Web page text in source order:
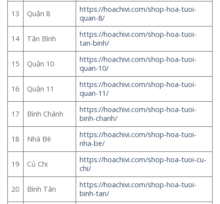
13 Quận 8
https://hoachivi.com/shop-hoa-tuoi-
quan-8/
14 Tân Bình
https://hoachivi.com/shop-hoa-tuoi-
tan-binh/
15 Quận 10
https://hoachivi.com/shop-hoa-tuoi-
quan-10/
16 Quận 11
https://hoachivi.com/shop-hoa-tuoi-
quan-11/
17 Bình Chánh
https://hoachivi.com/shop-hoa-tuoi-
binh-chanh/
18 Nhà Bè
https://hoachivi.com/shop-hoa-tuoi-
nha-be/
19 Củ Chi
https://hoachivi.com/shop-hoa-tuoi-cu-
chi/
20 Bình Tân
https://hoachivi.com/shop-hoa-tuoi-
binh-tan/